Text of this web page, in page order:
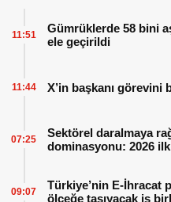
Gümrüklerde 58 bini
ele geçirildi
11:51
X’in başkanı görevini
11:44
Sektörel daralmaya
dominasyonu: 2026
07:25
Türkiye’nin E-İhracat
ölçeğe taşıyacak iş
09:07